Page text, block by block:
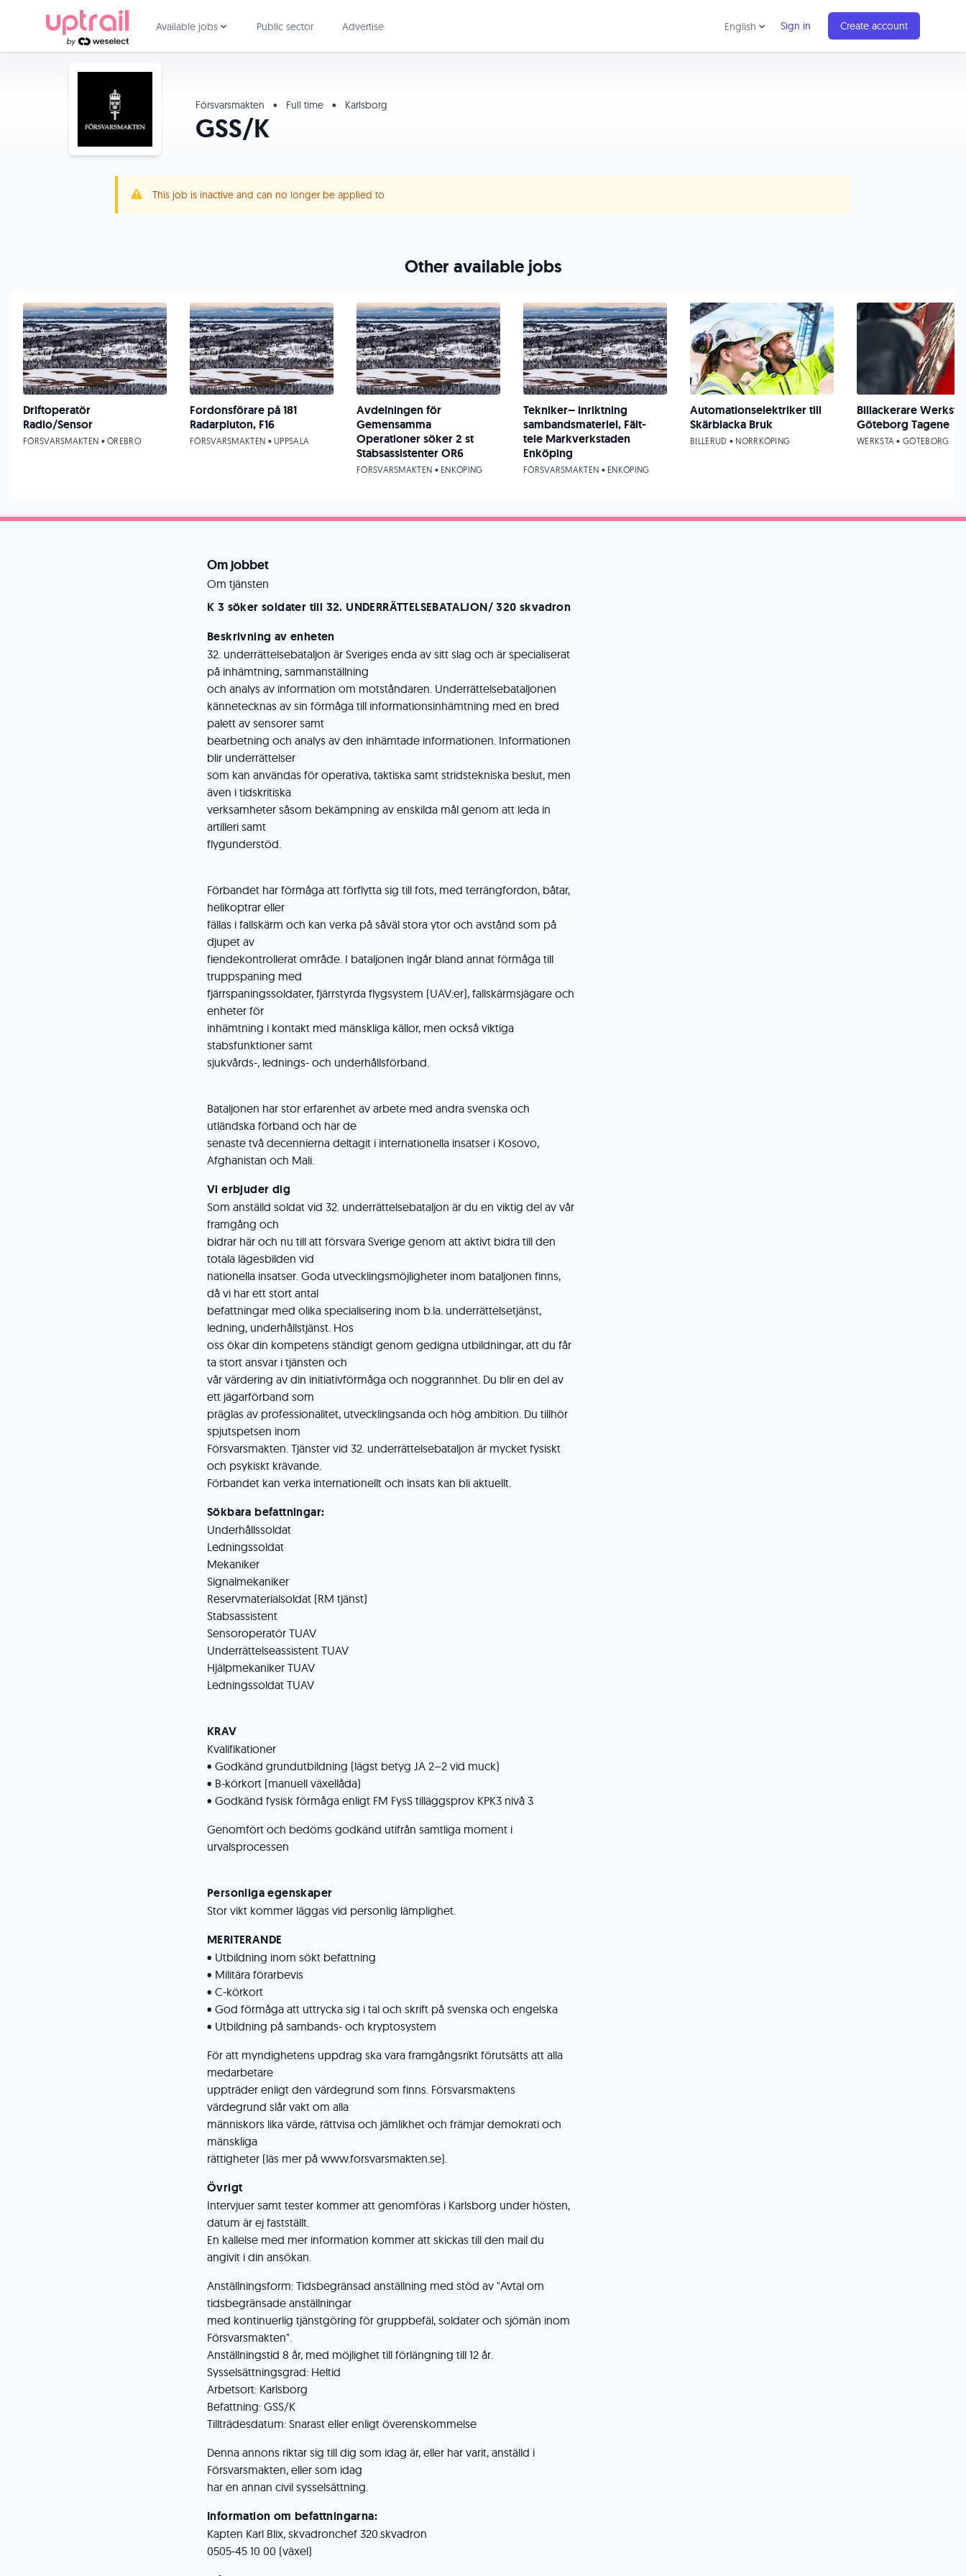
Available jobs Public sector Advertise English Sign in Create account
Försvarsmakten • Full time • Karlsborg
GSS/K
This job is inactive and can no longer be applied to
Om jobbet
Om tjänsten
K 3 söker soldater till 32. UNDERRÄTTELSEBATALJON/ 320 skvadron
Beskrivning av enheten
32. underrättelsebataljon är Sveriges enda av sitt slag och är specialiserat
på inhämtning, sammanställning
och analys av information om motståndaren. Underrättelsebataljonen
kännetecknas av sin förmåga till informationsinhämtning med en bred
palett av sensorer samt
bearbetning och analys av den inhämtade informationen. Informationen
blir underrättelser
som kan användas för operativa, taktiska samt stridstekniska beslut, men
även i tidskritiska
verksamheter såsom bekämpning av enskilda mål genom att leda in
artilleri samt
flygunderstöd.
Förbandet har förmåga att förflytta sig till fots, med terrängfordon, båtar,
helikoptrar eller
fällas i fallskärm och kan verka på såväl stora ytor och avstånd som på
djupet av
fiendekontrollerat område. I bataljonen ingår bland annat förmåga till
truppspaning med
fjärrspaningssoldater, fjärrstyrda flygsystem (UAV:er), fallskärmsjägare och
enheter för
inhämtning i kontakt med mänskliga källor, men också viktiga
stabsfunktioner samt
sjukvårds-, lednings- och underhållsförband.
Bataljonen har stor erfarenhet av arbete med andra svenska och
utländska förband och har de
senaste två decennierna deltagit i internationella insatser i Kosovo,
Afghanistan och Mali.
Vi erbjuder dig
Som anställd soldat vid 32. underrättelsebataljon är du en viktig del av vår
framgång och
bidrar här och nu till att försvara Sverige genom att aktivt bidra till den
totala lägesbilden vid
nationella insatser. Goda utvecklingsmöjligheter inom bataljonen finns,
då vi har ett stort antal
befattningar med olika specialisering inom b.la. underrättelsetjänst,
ledning, underhållstjänst. Hos
oss ökar din kompetens ständigt genom gedigna utbildningar, att du får
ta stort ansvar i tjänsten och
vår värdering av din initiativförmåga och noggrannhet. Du blir en del av
ett jägarförband som
präglas av professionalitet, utvecklingsanda och hög ambition. Du tillhör
spjutspetsen inom
Försvarsmakten. Tjänster vid 32. underrättelsebataljon är mycket fysiskt
och psykiskt krävande.
Förbandet kan verka internationellt och insats kan bli aktuellt.
Sökbara befattningar:
Underhållssoldat
Ledningssoldat
Mekaniker
Signalmekaniker
Reservmaterialsoldat (RM tjänst)
Stabsassistent
Sensoroperatör TUAV
Underrättelseassistent TUAV
Hjälpmekaniker TUAV
Ledningssoldat TUAV
KRAV
Kvalifikationer
• Godkänd grundutbildning (lägst betyg JA 2–2 vid muck)
• B-körkort (manuell växellåda)
• Godkänd fysisk förmåga enligt FM FysS tilläggsprov KPK3 nivå 3
Genomfört och bedöms godkänd utifrån samtliga moment i
urvalsprocessen
Personliga egenskaper
Stor vikt kommer läggas vid personlig lämplighet.
MERITERANDE
• Utbildning inom sökt befattning
• Militära förarbevis
• C-körkort
• God förmåga att uttrycka sig i tal och skrift på svenska och engelska
• Utbildning på sambands- och kryptosystem
För att myndighetens uppdrag ska vara framgångsrikt förutsätts att alla
medarbetare
uppträder enligt den värdegrund som finns. Försvarsmaktens
värdegrund slår vakt om alla
människors lika värde, rättvisa och jämlikhet och främjar demokrati och
mänskliga
rättigheter (läs mer på www.forsvarsmakten.se).
Övrigt
Intervjuer samt tester kommer att genomföras i Karlsborg under hösten,
datum är ej fastställt.
En kallelse med mer information kommer att skickas till den mail du
angivit i din ansökan.
Anställningsform: Tidsbegränsad anställning med stöd av "Avtal om
tidsbegränsade anställningar
med kontinuerlig tjänstgöring för gruppbefäl, soldater och sjömän inom
Försvarsmakten".
Anställningstid 8 år, med möjlighet till förlängning till 12 år.
Sysselsättningsgrad: Heltid
Arbetsort: Karlsborg
Befattning: GSS/K
Tillträdesdatum: Snarast eller enligt överenskommelse
Denna annons riktar sig till dig som idag är, eller har varit, anställd i
Försvarsmakten, eller som idag
har en annan civil sysselsättning.
Information om befattningarna:
Kapten Karl Blix, skvadronchef 320.skvadron
0505-45 10 00 (växel)
Other available jobs
Driftoperatör
Radio/Sensor
FÖRSVARSMAKTEN • ÖREBRO
Fordonsförare på 181
Radarpluton, F16
FÖRSVARSMAKTEN • UPPSALA
Avdelningen för
Gemensamma
Operationer söker 2 st
Stabsassistenter OR6
FÖRSVARSMAKTEN • ENKÖPING
Tekniker– inriktning
sambandsmateriel, Fält-
tele Markverkstaden
Enköping
FÖRSVARSMAKTEN • ENKÖPING
Automationselektriker till
Skärblacka Bruk
BILLERUD • NORRKÖPING
Billackerare Werksta
Göteborg Tagene
WERKSTA • GÖTEBORG